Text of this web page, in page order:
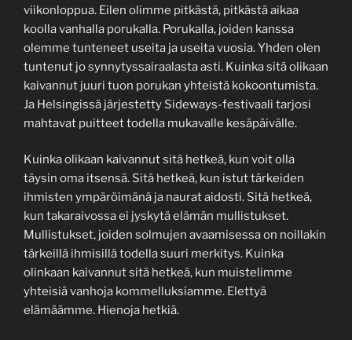
viikonloppua. Eilen olimme pitkästä, pitkästä aikaa
koolla vanhalla porukalla. Porukalla, joiden kanssa
olemme tunteneet useita ja useita vuosia. Yhden olen
tuntenut jo synnytyssairaalasta asti. Kuinka sitä olikaan
kaivannut juuri tuon porukan yhteistä kokoontumista.
Ja Helsingissä järjestetty Sideways-festivaali tarjosi
mahtavat puitteet todella mukavalle kesäpäivälle.
Kuinka olikaan kaivannut sitä hetkeä, kun voit olla
täysin oma itsensä. Sitä hetkeä, kun istut tärkeiden
ihmisten ympäröimänä ja naurat aidosti. Sitä hetkeä,
kun takaraivossa ei jyskytä elämän mullistukset.
Mullistukset, joiden solmujen avaamisessa on noillakin
tärkeillä ihmisillä todella suuri merkitys. Kuinka
olinkaan kaivannut sitä hetkeä, kun muistelimme
yhteisiä vanhoja kommelluksiamme. Elettyä
elämäämme. Hienoja hetkiä.